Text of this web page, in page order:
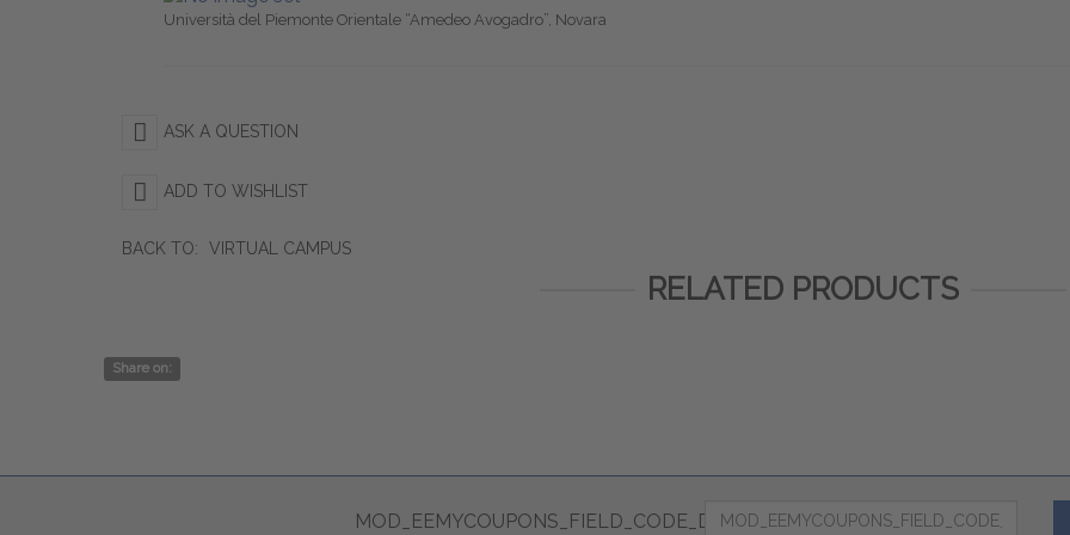
Università del Piemonte Orientale “Amedeo Avogadro”, Novara
ASK A QUESTION
ADD TO WISHLIST
BACK TO: VIRTUAL CAMPUS
RELATED PRODUCTS
Share on:
MOD_EEMYCOUPONS_FIELD_CODE_DESC